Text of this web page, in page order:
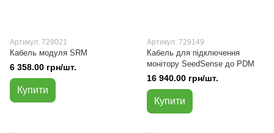
Артикул: 729021
Кабель модуля SRM
6 358.00 грн/шт.
Купити
Артикул: 729149
Кабель для підключення
монітору SeedSense до PDM
16 940.00 грн/шт.
Купити